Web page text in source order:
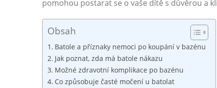
pomohou postarat se o vaše dítě s důvěrou a
Obsah
Batole a příznaky nemoci po koupání v bazénu
Jak poznat, zda má batole nákazu
Možné zdravotní komplikace po bazénu
Co způsobuje časté močení u batolat